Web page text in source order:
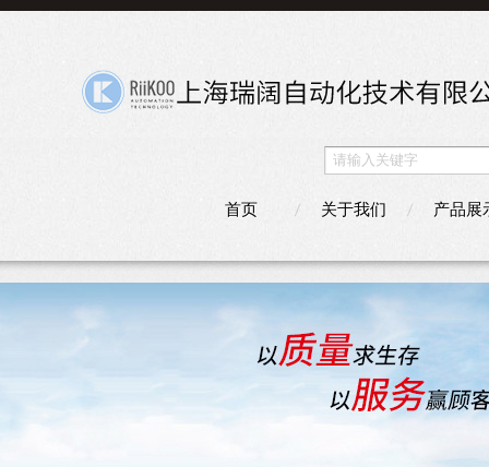
首页 关于我们 产品展